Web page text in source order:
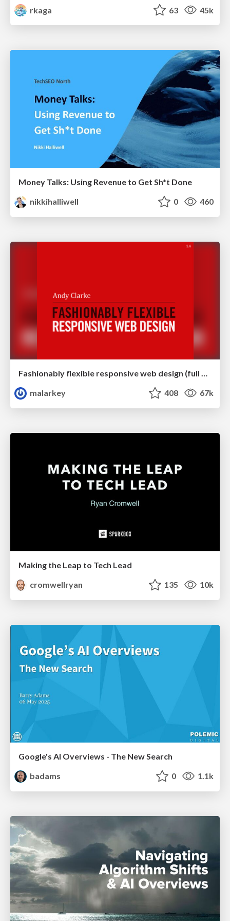
rkaga
63 45k
Money Talks: Using Revenue to Get Sh*t Done
nikkihalliwell
0 460
Fashionably flexible responsive web design (full day workshop)
malarkey
408 67k
Making the Leap to Tech Lead
cromwellryan
135 10k
Google's AI Overviews - The New Search
badams
0 1.1k